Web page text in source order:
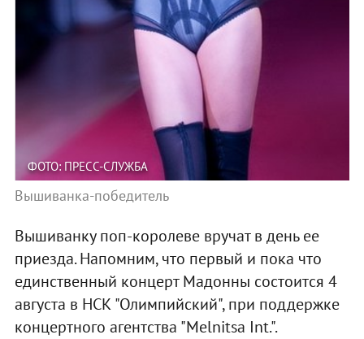
ФОТО: ПРЕСС-СЛУЖБА
Вышиванка-победитель
Вышиванку поп-королеве вручат в день ее
приезда. Напомним, что первый и пока что
единственный концерт Мадонны состоится 4
августа в НСК "Олимпийский", при поддержке
концертного агентства "Melnitsa Int.".